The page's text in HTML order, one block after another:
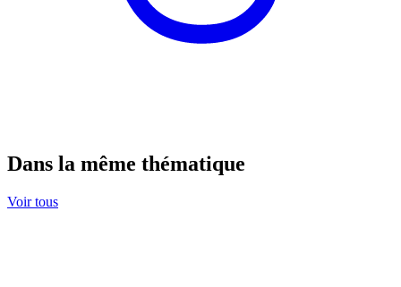
Dans la même thématique
Voir tous